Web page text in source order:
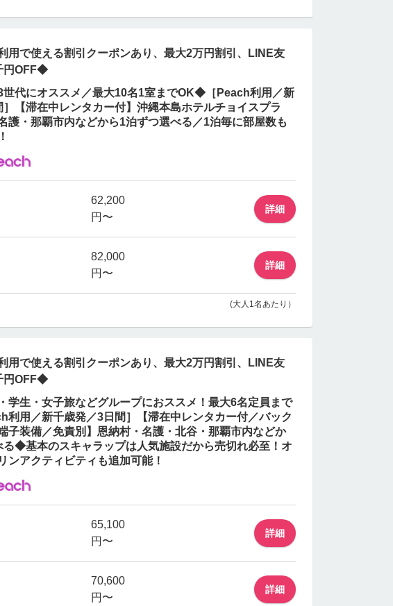
用で使える割引クーポンあり、最大2万円割引、LINE友
円OFF◆
代にオススメ／最大10名1室までOK◆［Peach利用／新
【滞在中レンタカー付】沖縄本島ホテルチョイスプラ
護・那覇市内などから1泊ずつ選べる／1泊毎に部屋数も
62,200
円〜
詳細
82,000
円〜
詳細
(大人1名あたり）
用で使える割引クーポンあり、最大2万円割引、LINE友
円OFF◆
学生・女子旅などグループにおススメ！最大6名定員まで
用／新千歳発／3日間］【滞在中レンタカー付／バック
子装備／免責別】恩納村・名護・北谷・那覇市内などか
る◆基本のスキャラップは人気施設だから売切れ必至！オ
ンアクティビティも追加可能！
65,100
円〜
詳細
70,600
円〜
詳細